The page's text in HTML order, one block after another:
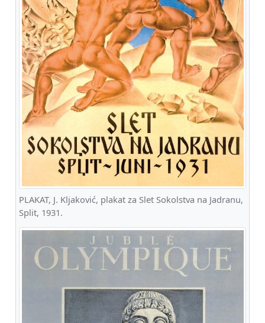
PLAKAT, J. Kljaković, plakat za Slet Sokolstva na Jadranu,
Split, 1931.